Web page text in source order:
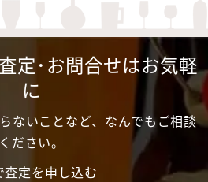
定･お問合せはお気軽
に
ないことなど、なんでもご相談
ください。
査定を申し込む